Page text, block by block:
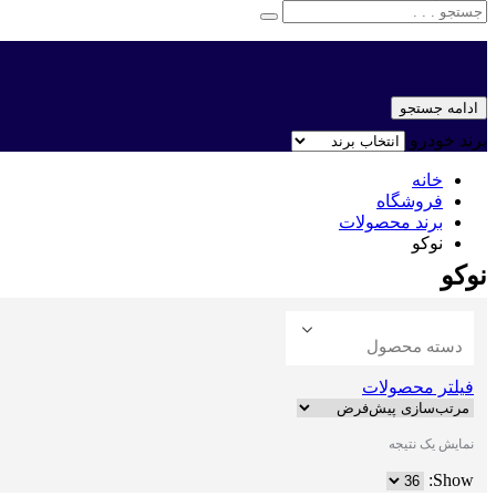
ادامه جستجو
برند خودرو
خانه
فروشگاه
برند محصولات
نوکو
نوکو
دسته محصول
فیلتر محصولات
نمایش یک نتیجه
Show: